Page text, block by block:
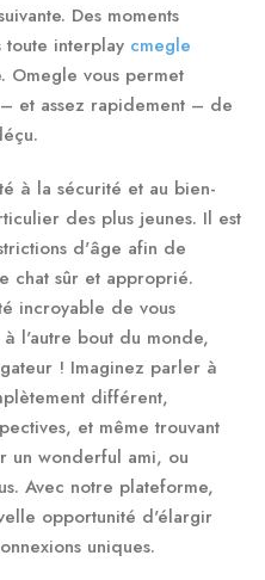
Des moments
toute interplay cmegle
Omegle vous permet
et assez rapidement – de
à la sécurité et au bien-
des plus jeunes. Il est
d'âge afin de
chat sûr et approprié.
incroyable de vous
l'autre bout du monde,
! Imaginez parler à
différent,
et même trouvant
un wonderful ami, ou
Avec notre plateforme,
opportunité d'élargir
uniques.